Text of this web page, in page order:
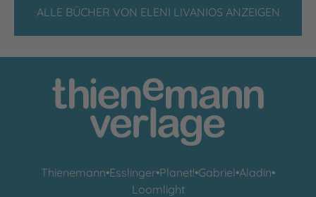
ALLE BÜCHER VON ELENI LIVANIOS ANZEIGEN
Thienemann•Esslinger•Planet!•Gabriel•Aladin•
Loomlight